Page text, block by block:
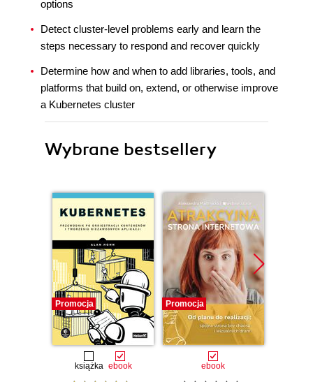
options
Detect cluster-level problems early and learn the
steps necessary to respond and recover quickly
Determine how and when to add libraries, tools, and
platforms that build on, extend, or otherwise improve
a Kubernetes cluster
Wybrane bestsellery
Promocja
książka ebook
Promocja
ebook